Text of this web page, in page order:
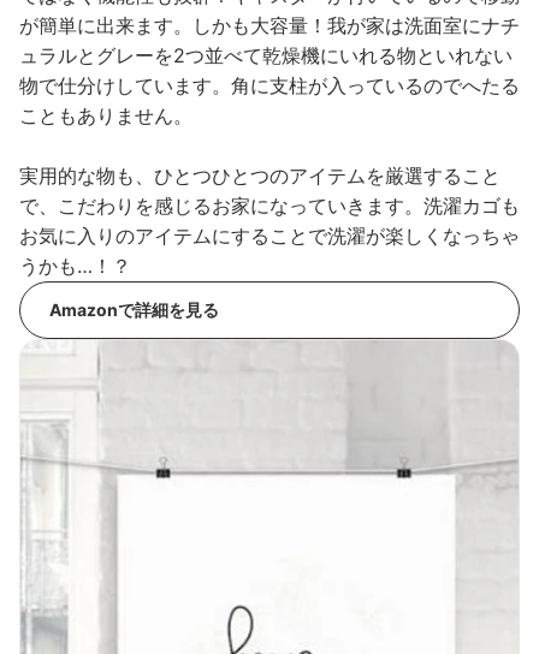
が簡単に出来ます。しかも大容量！我が家は洗面室にナチ
ュラルとグレーを2つ並べて乾燥機にいれる物といれない
物で仕分けしています。角に支柱が入っているのでへたる
こともありません。
実用的な物も、ひとつひとつのアイテムを厳選すること
で、こだわりを感じるお家になっていきます。洗濯カゴも
お気に入りのアイテムにすることで洗濯が楽しくなっちゃ
うかも…！？
Amazonで詳細を見る